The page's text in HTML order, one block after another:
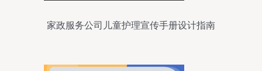
家政服务公司儿童护理宣传手册设计指南